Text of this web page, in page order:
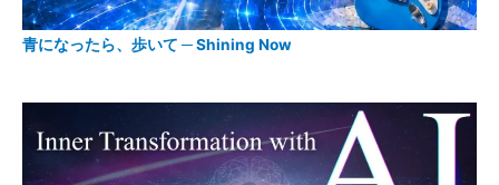
青になったら、歩いて ─ Shining Now